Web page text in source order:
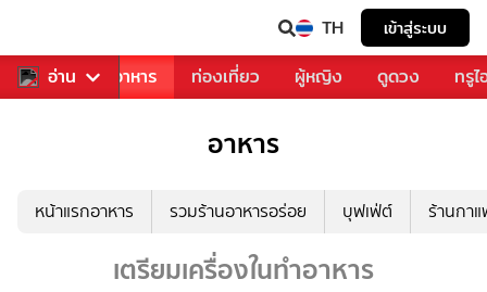
TH เข้าสู่ระบบ
อ่าน
การเพลง อาหาร ท่องเที่ยว ผู้หญิง ดูดวง ทรู
อาหาร
หน้าแรกอาหาร รวมร้านอาหารอร่อย บุฟเฟ่ต์ ร้านกา
เตรียมเครื่องในทำอาหาร